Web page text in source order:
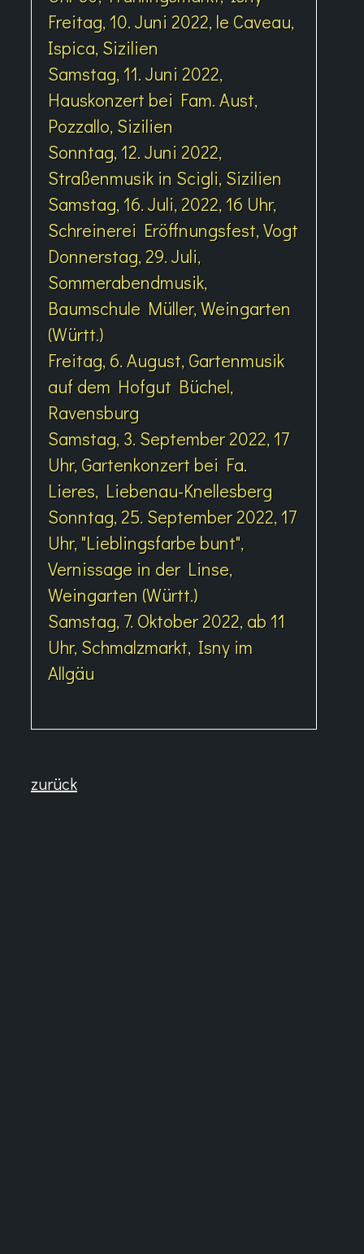
Freitag, 10. Juni 2022, le Caveau,
Ispica, Sizilien
Samstag, 11. Juni 2022,
Hauskonzert bei Fam. Aust,
Pozzallo, Sizilien
Sonntag, 12. Juni 2022,
Straßenmusik in Scigli, Sizilien
Samstag, 16. Juli, 2022, 16 Uhr,
Schreinerei Eröffnungsfest, Vogt
Donnerstag, 29. Juli,
Sommerabendmusik,
Baumschule Müller, Weingarten
(Württ.)
Freitag, 6. August, Gartenmusik
auf dem Hofgut Büchel,
Ravensburg
Samstag, 3. September 2022, 17
Uhr, Gartenkonzert bei Fa.
Lieres, Liebenau-Knellesberg
Sonntag, 25. September 2022, 17
Uhr, "Lieblingsfarbe bunt",
Vernissage in der Linse,
Weingarten (Württ.)
Samstag, 7. Oktober 2022, ab 11
Uhr, Schmalzmarkt, Isny im
Allgäu
zurück